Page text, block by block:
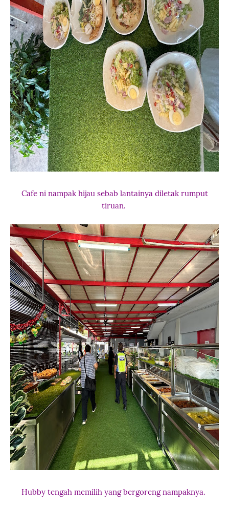
Cafe ni nampak hijau sebab lantainya diletak rumput
tiruan.
Hubby tengah memilih yang bergoreng nampaknya.